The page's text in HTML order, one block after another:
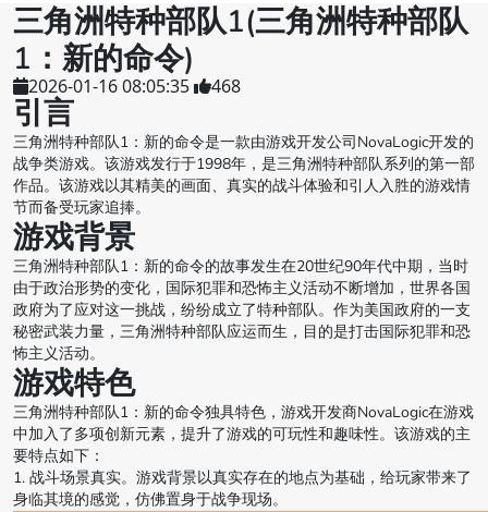
三角洲特种部队1(三角洲特种部队
1：新的命令)
2026-01-16 08:05:35 468
引言
三角洲特种部队1：新的命令是一款由游戏开发公司NovaLogic开发的
战争类游戏。该游戏发行于1998年，是三角洲特种部队系列的第一部
作品。该游戏以其精美的画面、真实的战斗体验和引人入胜的游戏情
节而备受玩家追捧。
游戏背景
三角洲特种部队1：新的命令的故事发生在20世纪90年代中期，当时
由于政治形势的变化，国际犯罪和恐怖主义活动不断增加，世界各国
政府为了应对这一挑战，纷纷成立了特种部队。作为美国政府的一支
秘密武装力量，三角洲特种部队应运而生，目的是打击国际犯罪和恐
怖主义活动。
游戏特色
三角洲特种部队1：新的命令独具特色，游戏开发商NovaLogic在游戏
中加入了多项创新元素，提升了游戏的可玩性和趣味性。该游戏的主
要特点如下：
1. 战斗场景真实。游戏背景以真实存在的地点为基础，给玩家带来了
身临其境的感觉，仿佛置身于战争现场。